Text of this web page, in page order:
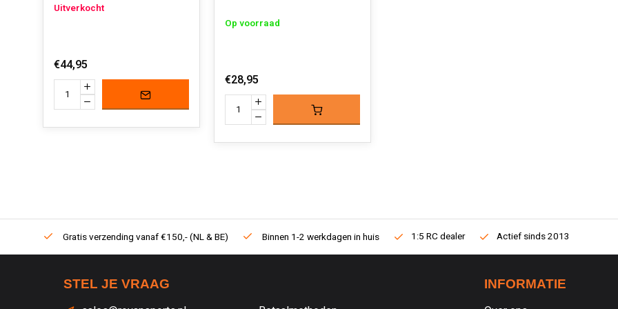
Uitverkocht
€44,95
Op voorraad
€28,95
Gratis verzending vanaf €150,- (NL & BE) Binnen 1-2 werkdagen in huis 1:5 RC dealer Actief sinds 2013
STEL JE VRAAG INFORMATIE